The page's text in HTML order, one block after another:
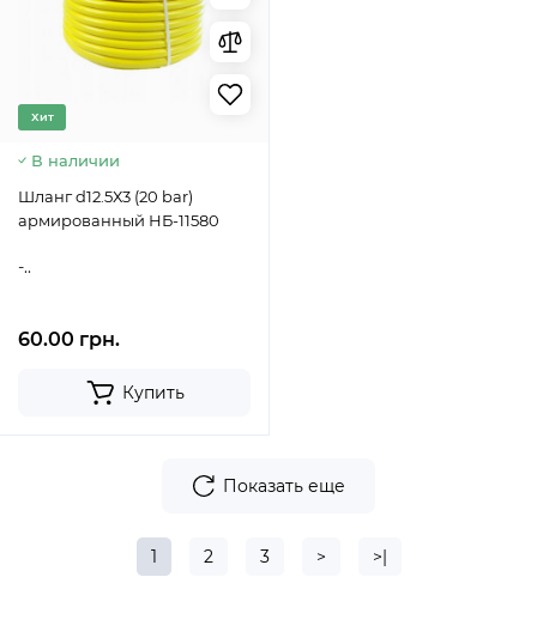
Хит
В наличии
Шланг d12.5Х3 (20 bar)
армированный НБ-11580
-..
60.00 грн.
Купить
Показать еще
1 2 3 > >|